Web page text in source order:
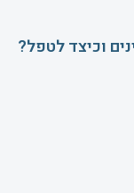
וכיצד לטפל?